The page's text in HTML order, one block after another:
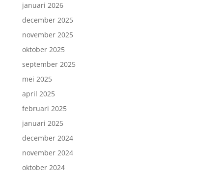
januari 2026
december 2025
november 2025
oktober 2025
september 2025
mei 2025
april 2025
februari 2025
januari 2025
december 2024
november 2024
oktober 2024